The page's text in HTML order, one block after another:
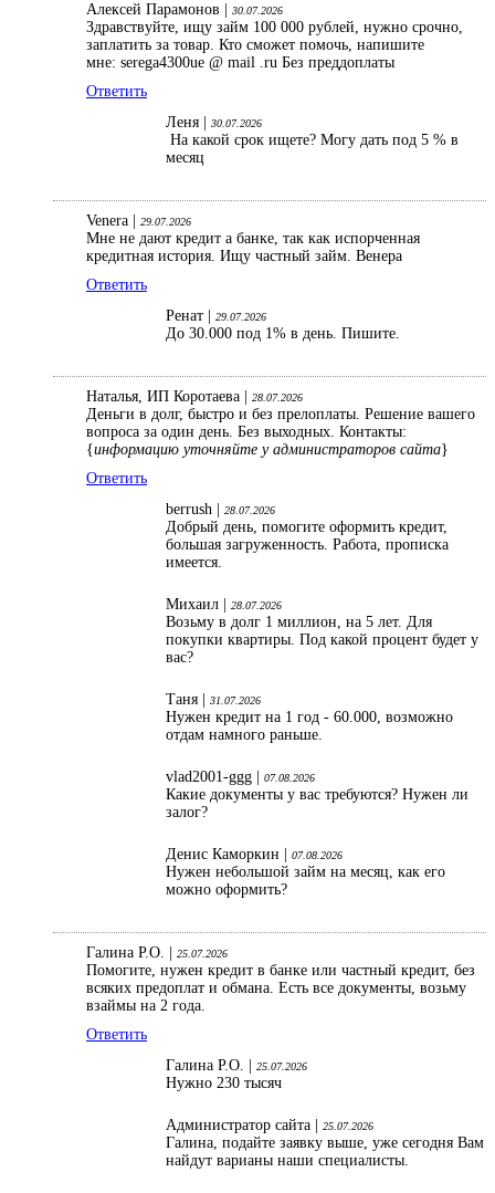
Алексей Парамонов | 30.07.2026
Здравствуйте, ищу займ 100 000 рублей, нужно срочно,
заплатить за товар. Кто сможет помочь, напишите
мне: serega4300ue @ mail .ru Без преддоплаты
Ответить
Леня |
30.07.2026
На какой срок ищете? Могу дать под 5 % в
месяц
Venera | 29.07.2026
Мне не дают кредит а банке, так как испорченная
кредитная история. Ищу частный займ. Венера
Ответить
Ренат |
29.07.2026
До 30.000 под 1% в день. Пишите.
Наталья, ИП Коротаева | 28.07.2026
Деньги в долг, быстро и без прелоплаты. Решение вашего
вопроса за один день. Без выходных. Контакты:
{информацию уточняйте у администраторов сайта}
Ответить
berrush |
28.07.2026
Добрый день, помогите оформить кредит,
большая загруженность. Работа, прописка
имеется.
Михаил | 28.07.2026
Возьму в долг 1 миллион, на 5 лет. Для
покупки квартиры. Под какой процент будет у
вас?
Таня | 31.07.2026
Нужен кредит на 1 год - 60.000, возможно
отдам намного раньше.
vlad2001-ggg | 07.08.2026
Какие документы у вас требуются? Нужен ли
залог?
Денис Каморкин | 07.08.2026
Нужен небольшой займ на месяц, как его
можно оформить?
Галина Р.О. | 25.07.2026
Помогите, нужен кредит в банке или частный кредит, без
всяких предоплат и обмана. Есть все документы, возьму
взаймы на 2 года.
Ответить
Галина Р.О. |
25.07.2026
Нужно 230 тысяч
Администратор сайта | 25.07.2026
Галина, подайте заявку выше, уже сегодня Вам
найдут варианы наши специалисты.